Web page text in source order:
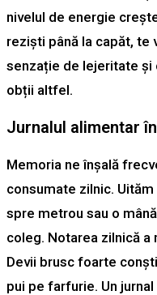
nivelul de energie
reziști până la capăt, te
senzație de lejeritate și
obții altfel.
Jurnalul alimentar
Memoria ne înșală
consumate zilnic.
spre metrou sau o
coleg. Notarea zilnică
Devii brusc foarte
pui pe farfurie. Un